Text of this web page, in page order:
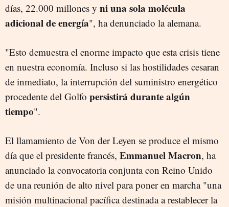
días, 22.000 millones y ni una sola molécula
adicional de energía", ha denunciado la alemana.
"Esto demuestra el enorme impacto que esta crisis tiene
en nuestra economía. Incluso si las hostilidades cesaran
de inmediato, la interrupción del suministro energético
procedente del Golfo persistirá durante algún
tiempo".
El llamamiento de Von der Leyen se produce el mismo
día que el presidente francés, Emmanuel Macron, ha
anunciado la convocatoria conjunta con Reino Unido
de una reunión de alto nivel para poner en marcha "una
misión multinacional pacífica destinada a restablecer la